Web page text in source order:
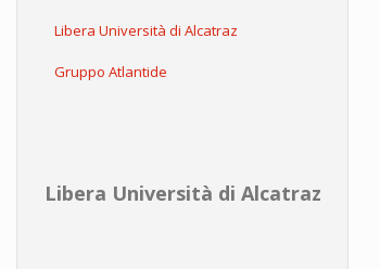
Libera Università di Alcatraz
Gruppo Atlantide
Libera Università di Alcatraz